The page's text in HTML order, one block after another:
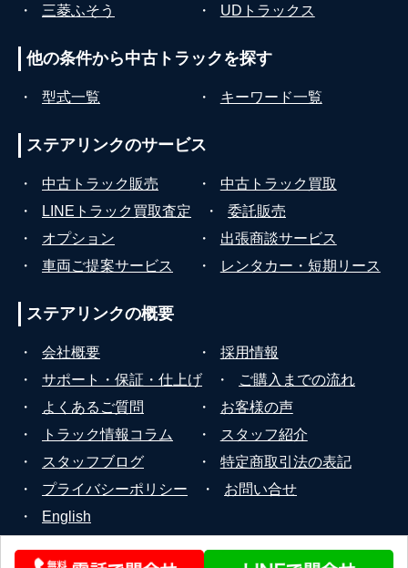
・
三菱ふそう ・ UDトラックス
他の条件から中古トラックを探す
・ 型式一覧 ・ キーワード一覧
ステアリンクのサービス
・ 中古トラック販売 ・
中古トラック買取
・
LINEトラック買取査定 ・
委託販売
・
オプション ・
出張商談サービス
・
車両ご提案サービス ・ レンタカー・短期リース
ステアリンクの概要
・ 会社概要 ・
採用情報
・
サポート・保証・仕上げ ・
ご購入までの流れ
・
よくあるご質問 ・
お客様の声
・
トラック情報コラム ・
スタッフ紹介
・
スタッフブログ ・
特定商取引法の表記
・
プライバシーポリシー ・
お問い合せ
・
English